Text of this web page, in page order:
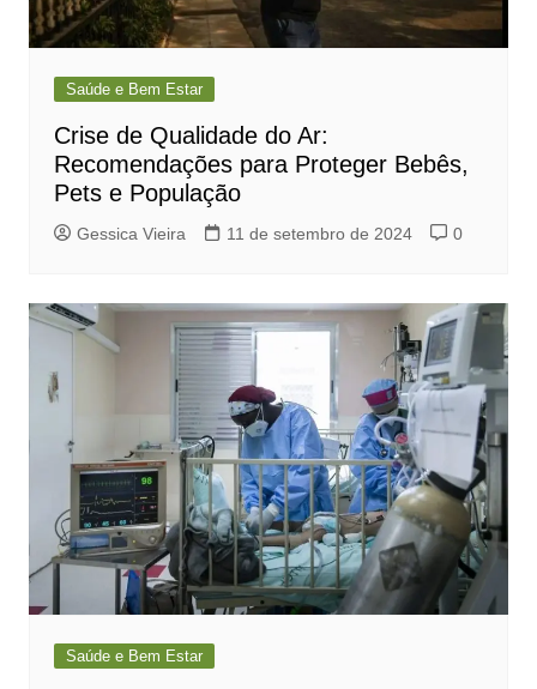
Saúde e Bem Estar
Crise de Qualidade do Ar:
Recomendações para Proteger Bebês,
Pets e População
Gessica Vieira 11 de setembro de 2024 0
Saúde e Bem Estar